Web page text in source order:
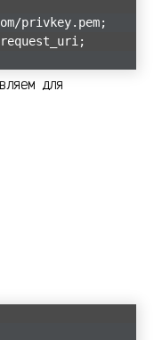
privkey.pem;
для